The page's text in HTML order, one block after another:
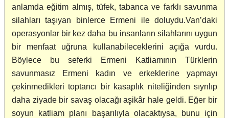
anlamda eğitim almış, tüfek, tabanca ve farklı savunma
silahları taşıyan binlerce Ermeni ile doluydu.Van’daki
operasyonlar bir kez daha bu insanların silahlarını uygun
bir menfaat uğruna kullanabileceklerini açığa vurdu.
Böylece bu seferki Ermeni Katliamının Türklerin
savunmasız Ermeni kadın ve erkeklerine yapmayı
çekinmedikleri toptancı bir kasaplık niteliğinden sıyrılıp
daha ziyade bir savaş olacağı aşikâr hale geldi. Eğer bir
soyun katliam planı başarılıyla olacaktıysa, bunu için